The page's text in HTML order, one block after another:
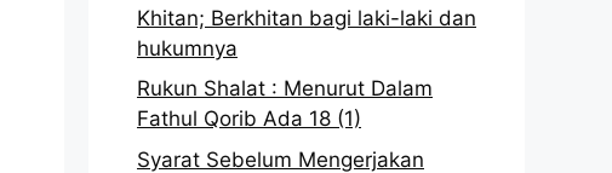
Khitan; Berkhitan bagi laki-laki dan
hukumnya
Rukun Shalat : Menurut Dalam
Fathul Qorib Ada 18 (1)
Syarat Sebelum Mengerjakan